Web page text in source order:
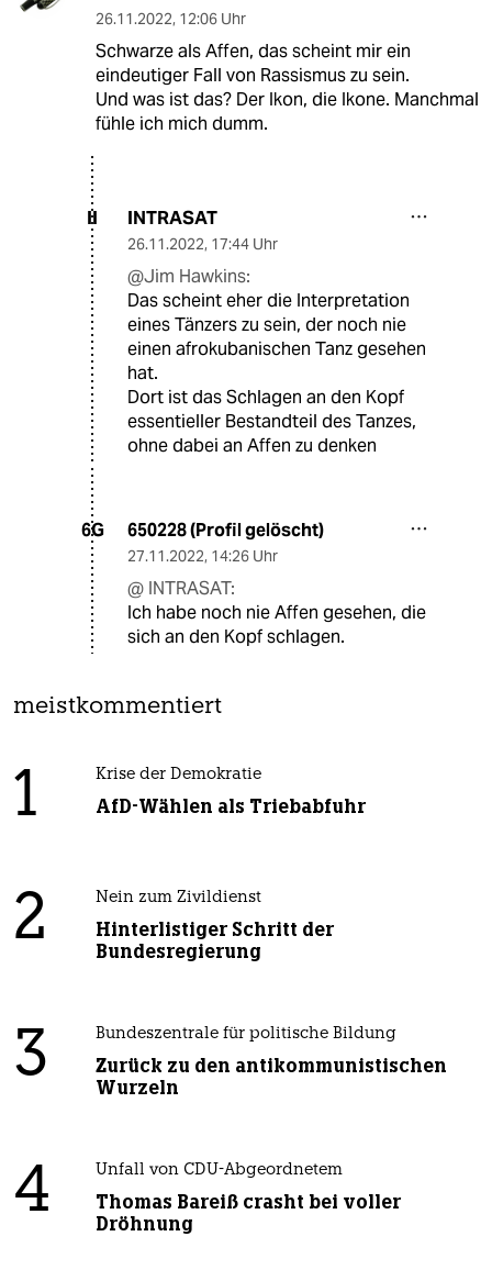
26.11.2022, 12:06 Uhr
Schwarze als Affen, das scheint mir ein
eindeutiger Fall von Rassismus zu sein.
Und was ist das? Der Ikon, die Ikone. Manchmal
fühle ich mich dumm.
II INTRASAT
26.11.2022, 17:44 Uhr
@Jim Hawkins:
Das scheint eher die Interpretation
eines Tänzers zu sein, der noch nie
einen afrokubanischen Tanz gesehen
hat.
Dort ist das Schlagen an den Kopf
essentieller Bestandteil des Tanzes,
ohne dabei an Affen zu denken
6G 650228 (Profil gelöscht)
27.11.2022, 14:26 Uhr
@ INTRASAT:
Ich habe noch nie Affen gesehen, die
sich an den Kopf schlagen.
meistkommentiert
1 Krise der Demokratie
AfD-Wählen als Triebabfuhr
2 Nein zum Zivildienst
Hinterlistiger Schritt der
Bundesregierung
3 Bundeszentrale für politische Bildung
Zurück zu den antikommunistischen
Wurzeln
4 Unfall von CDU-Abgeordnetem
Thomas Bareiß crasht bei voller
Dröhnung